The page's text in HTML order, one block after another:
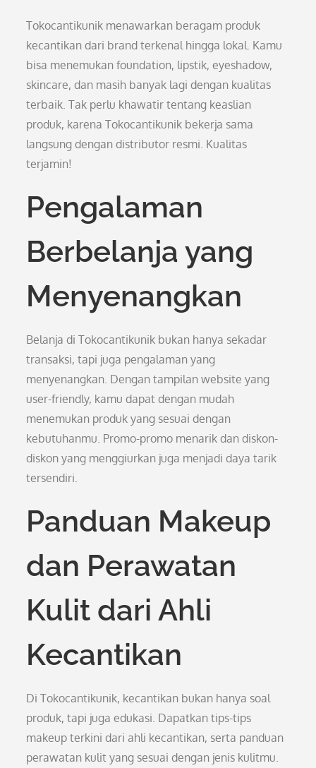
Tokocantikunik menawarkan beragam produk
kecantikan dari brand terkenal hingga lokal. Kamu
bisa menemukan foundation, lipstik, eyeshadow,
skincare, dan masih banyak lagi dengan kualitas
terbaik. Tak perlu khawatir tentang keaslian
produk, karena Tokocantikunik bekerja sama
langsung dengan distributor resmi. Kualitas
terjamin!
Pengalaman
Berbelanja yang
Menyenangkan
Belanja di Tokocantikunik bukan hanya sekadar
transaksi, tapi juga pengalaman yang
menyenangkan. Dengan tampilan website yang
user-friendly, kamu dapat dengan mudah
menemukan produk yang sesuai dengan
kebutuhanmu. Promo-promo menarik dan diskon-
diskon yang menggiurkan juga menjadi daya tarik
tersendiri.
Panduan Makeup
dan Perawatan
Kulit dari Ahli
Kecantikan
Di Tokocantikunik, kecantikan bukan hanya soal
produk, tapi juga edukasi. Dapatkan tips-tips
makeup terkini dari ahli kecantikan, serta panduan
perawatan kulit yang sesuai dengan jenis kulitmu.